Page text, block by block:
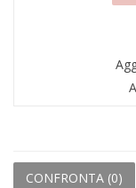
CONFRONTA (0)